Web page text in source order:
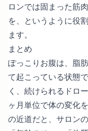
ロンでは固まった筋
を、というように役
ます。
まとめ
ぽっこりお腹は、脂
て起こっている状態
く、続けられるドロ
ヶ月単位で体の変化
の近道だと、サロン